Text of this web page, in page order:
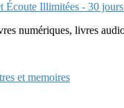
Illimitées - 30
numériques, livres
et memoires